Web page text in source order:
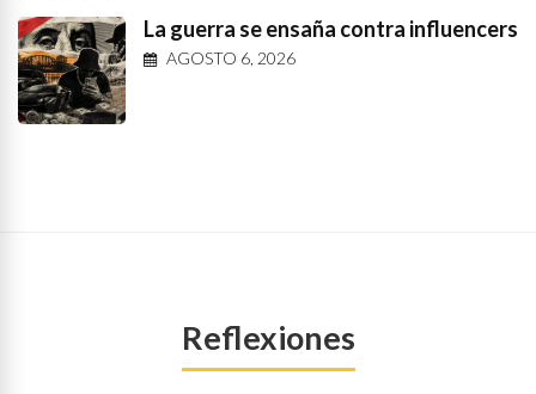
La guerra se ensaña contra influencers
AGOSTO 6, 2026
Reflexiones